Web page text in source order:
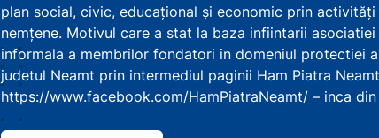
plan social, civic, educațional și economic prin
nemțene. Motivul care a stat la baza infiintarii
informala a membrilor fondatori in domeniul protectiei
judetul Neamt prin intermediul paginii Ham Piatra
https://www.facebook.com/HamPiatraNeamt/ – inca din